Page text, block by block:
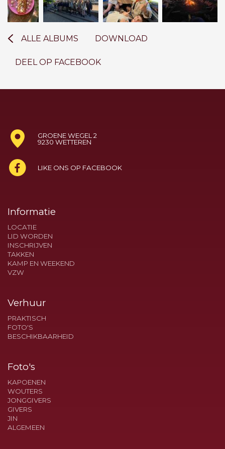
ALLE ALBUMS DOWNLOAD
DEEL OP FACEBOOK
GROENE WEGEL 2
9230 WETTEREN
LIKE ONS OP FACEBOOK
Informatie
LOCATIE
LID WORDEN
INSCHRIJVEN
TAKKEN
KAMP EN WEEKEND
VZW
Verhuur
PRAKTISCH
FOTO'S
BESCHIKBAARHEID
Foto's
KAPOENEN
WOUTERS
JONGGIVERS
GIVERS
JIN
ALGEMEEN